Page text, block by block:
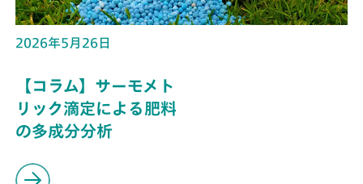
2026年5月26日
【コラム】サーモメト
リック滴定による肥料
の多成分分析